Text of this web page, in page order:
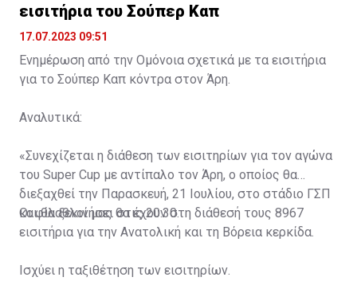
εισιτήρια του Σούπερ Καπ
17.07.2023 09:51
Ενημέρωση από την Ομόνοια σχετικά με τα εισιτήρια
για το Σούπερ Καπ κόντρα στον Άρη.
Αναλυτικά:
«Συνεχίζεται η διάθεση των εισιτηρίων για τον αγώνα
του Super Cup με αντίπαλο τον Άρη, ο οποίος θα
διεξαχθεί την Παρασκευή, 21 Ιουλίου, στο στάδιο ΓΣΠ
και θα ξεκινήσει στις 20:30.
Οι φίλαθλοί μας θα έχουν στη διάθεσή τους 8967
εισιτήρια για την Ανατολική και τη Βόρεια κερκίδα.
Ισχύει η ταξιθέτηση των εισιτηρίων.